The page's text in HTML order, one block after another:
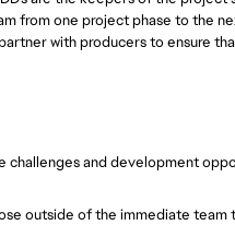
from one project phase to the
with producers to ensure
challenges and development
outside of the immediate team